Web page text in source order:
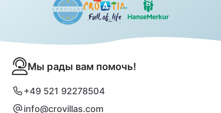
Мы рады вам помочь!
+49 521 92278504
info@crovillas.com